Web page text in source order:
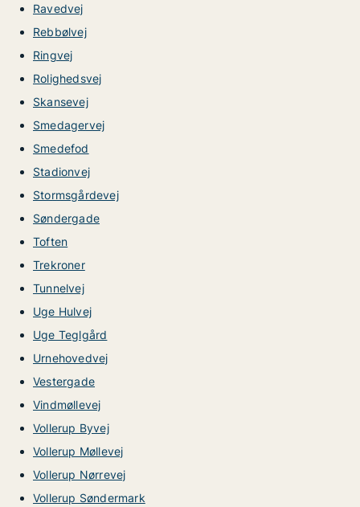
Ravedvej
Rebbølvej
Ringvej
Rolighedsvej
Skansevej
Smedagervej
Smedefod
Stadionvej
Stormsgårdevej
Søndergade
Toften
Trekroner
Tunnelvej
Uge Hulvej
Uge Teglgård
Urnehovedvej
Vestergade
Vindmøllevej
Vollerup Byvej
Vollerup Møllevej
Vollerup Nørrevej
Vollerup Søndermark